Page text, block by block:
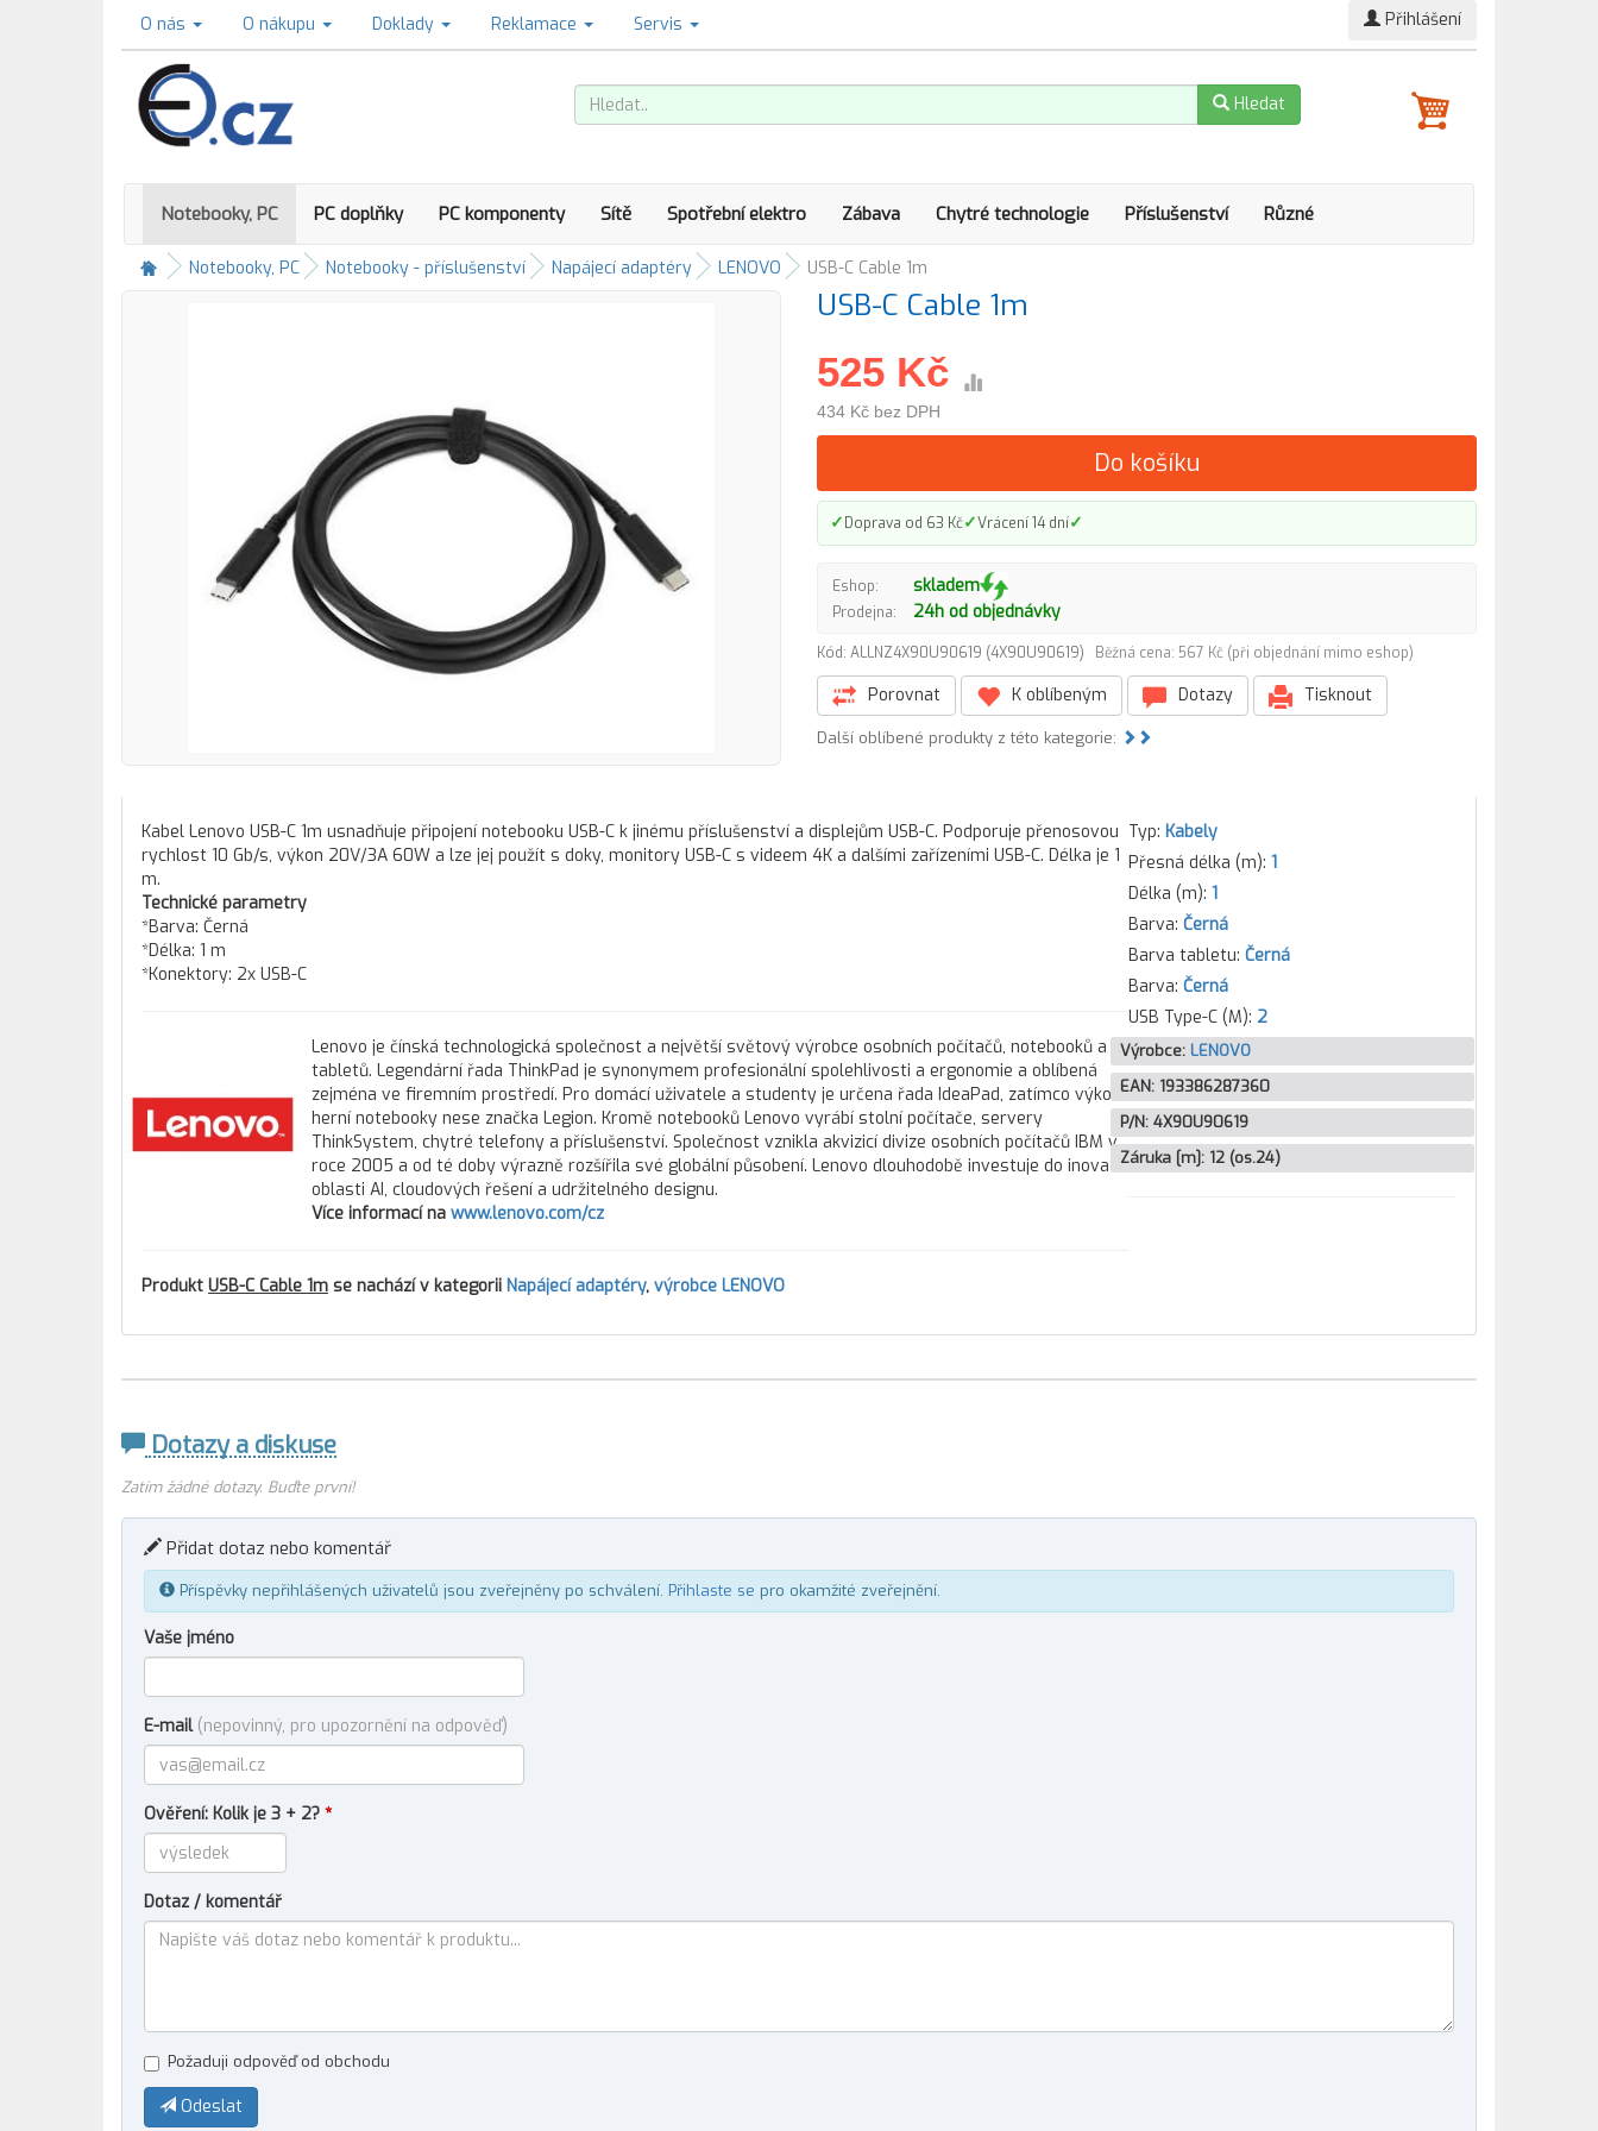
O nás O nákupu Doklady Reklamace Servis Přihlášení
Hledat
Notebooky, PC PC doplňky PC komponenty Sítě Spotřební elektro Zábava Chytré technologie Příslušenství Různé
Notebooky, PC Notebooky - příslušenství Napájecí adaptéry LENOVO USB-C Cable 1m
USB-C Cable 1m
525 Kč
434 Kč bez DPH
Do košíku
✓Doprava od 63 Kč✓Vrácení 14 dní✓
Eshop: skladem
Prodejna: 24h od objednávky
Kód: ALLNZ4X90U90619 (4X90U90619) Běžná cena: 567 Kč (při objednání mimo eshop)
Porovnat K oblíbeným Dotazy Tisknout
Další oblíbené produkty z této kategorie:
Kabel Lenovo USB-C 1m usnadňuje připojení notebooku USB-C k jinému příslušenství a displejům USB-C. Podporuje přenosovou
rychlost 10 Gb/s, výkon 20V/3A 60W a lze jej použít s doky, monitory USB-C s videem 4K a dalšími zařízeními USB-C. Délka je 1
m.
Technické parametry
*Barva: Černá
*Délka: 1 m
*Konektory: 2x USB-C
Lenovo je čínská technologická společnost a největší světový výrobce osobních počítačů, notebooků a
tabletů. Legendární řada ThinkPad je synonymem profesionální spolehlivosti a ergonomie a oblíbená
zejména ve firemním prostředí. Pro domácí uživatele a studenty je určena řada IdeaPad, zatímco výkonné
herní notebooky nese značka Legion. Kromě notebooků Lenovo vyrábí stolní počítače, servery
ThinkSystem, chytré telefony a příslušenství. Společnost vznikla akvizicí divize osobních počítačů IBM v
roce 2005 a od té doby výrazně rozšířila své globální působení. Lenovo dlouhodobě investuje do inovací v
oblasti AI, cloudových řešení a udržitelného designu.
Více informací na www.lenovo.com/cz
Produkt USB-C Cable 1m se nachází v kategorii Napájecí adaptéry, výrobce LENOVO
Typ: Kabely
Přesná délka (m): 1
Délka (m): 1
Barva: Černá
Barva tabletu: Černá
Barva: Černá
USB Type-C (M): 2
Výrobce: LENOVO
EAN: 193386287360
P/N: 4X90U90619
Záruka [m]: 12 (os.24)
Dotazy a diskuse
Zatím žádné dotazy. Buďte první!
Přidat dotaz nebo komentář
Příspěvky nepřihlášených uživatelů jsou zveřejněny po schválení. Přihlaste se pro okamžité zveřejnění.
Vaše jméno
E-mail (nepovinný, pro upozornění na odpověď)
Ověření: Kolik je 3 + 2? *
Dotaz / komentář
Požaduji odpověď od obchodu
Odeslat